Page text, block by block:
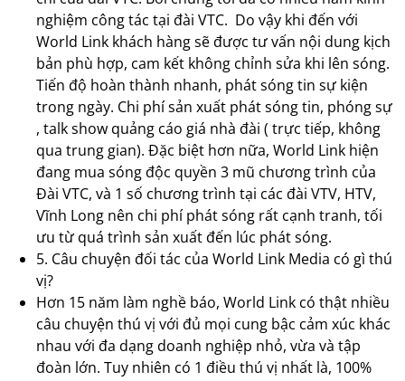
nghiệm công tác tại đài VTC. Do vậy khi đến với
World Link khách hàng sẽ được tư vấn nội dung kịch
bản phù hợp, cam kết không chỉnh sửa khi lên sóng.
Tiến độ hoàn thành nhanh, phát sóng tin sự kiện
trong ngày. Chi phí sản xuất phát sóng tin, phóng sự
, talk show quảng cáo giá nhà đài ( trực tiếp, không
qua trung gian). Đặc biệt hơn nữa, World Link hiện
đang mua sóng độc quyền 3 mũ chương trình của
Đài VTC, và 1 số chương trình tại các đài VTV, HTV,
Vĩnh Long nên chi phí phát sóng rất cạnh tranh, tối
ưu từ quá trình sản xuất đến lúc phát sóng.
5. Câu chuyện đối tác của World Link Media có gì thú
vị?
Hơn 15 năm làm nghề báo, World Link có thật nhiều
câu chuyện thú vị với đủ mọi cung bậc cảm xúc khác
nhau với đa dạng doanh nghiệp nhỏ, vừa và tập
đoàn lớn. Tuy nhiên có 1 điều thú vị nhất là, 100%